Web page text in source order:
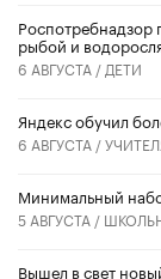
Роспотребнадзор
рыбой и
6 АВГУСТА / ДЕТИ
​Яндекс обучил
6 АВГУСТА /
Минимальный
5 АВГУСТА /
Вышел в свет